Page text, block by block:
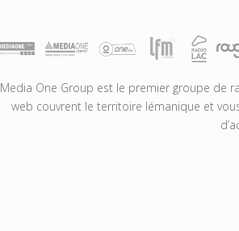
Media One Group est le premier groupe de
web couvrent le territoire lémanique et